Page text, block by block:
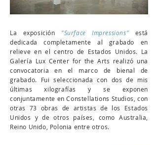
La exposición "Surface Impressions" está
dedicada completamente al grabado en
relieve en el centro de Estados Unidos. La
Galería Lux Center for the Arts realizó una
convocatoria en el marco de bienal de
grabado. Fui seleccionada con dos de mis
últimas xilografías y se exponen
conjuntamente en Constellations Studios, con
otras 73 obras de artistas de los Estados
Unidos y de otros países, como Australia,
Reino Unido, Polonia entre otros.